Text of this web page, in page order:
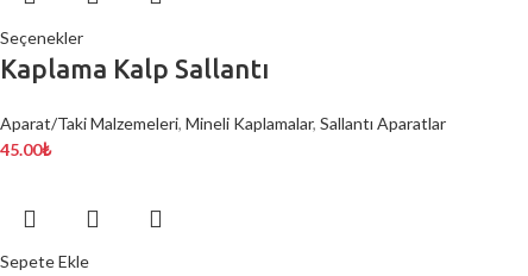
Seçenekler
Kaplama Kalp Sallantı
Aparat/Taki Malzemeleri, Mineli Kaplamalar, Sallantı Aparatlar
45.00₺
Sepete Ekle